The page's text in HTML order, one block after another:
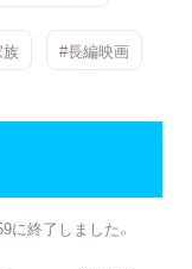
族 #長編映画
に終了しました。